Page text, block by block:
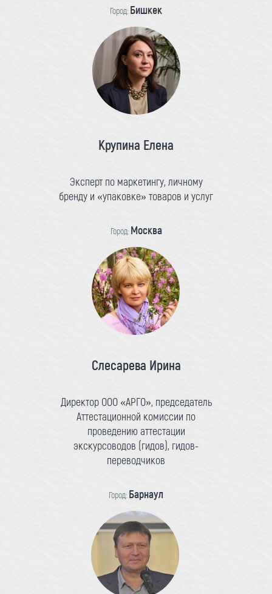
Город: Бишкек
Крупина Елена
Эксперт по маркетингу, личному
бренду и «упаковке» товаров и услуг
Город: Москва
Слесарева Ирина
Директор ООО «АРГО», председатель
Аттестационной комиссии по
проведению аттестации
экскурсоводов (гидов), гидов-
переводчиков
Город: Барнаул